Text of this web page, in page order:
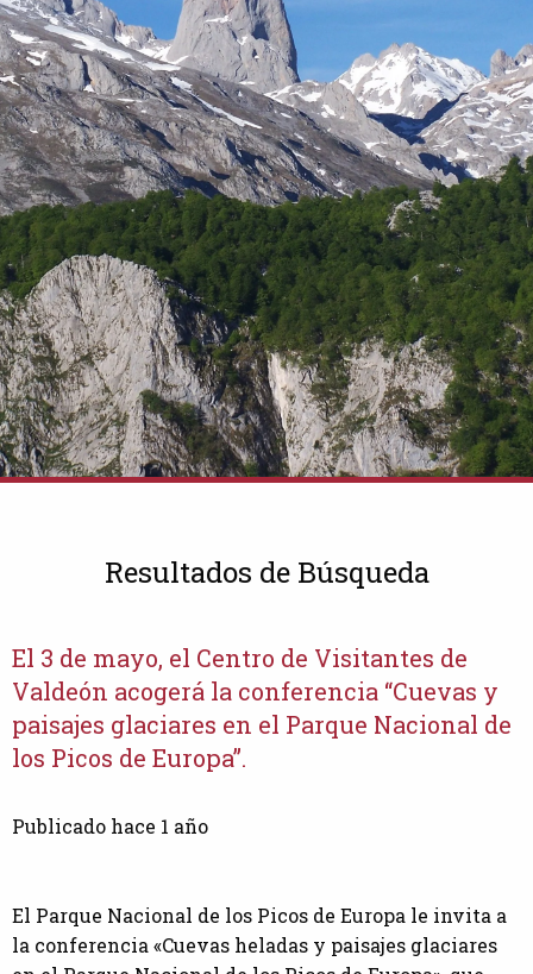
Resultados de Búsqueda
El 3 de mayo, el Centro de Visitantes de
Valdeón acogerá la conferencia “Cuevas y
paisajes glaciares en el Parque Nacional de
los Picos de Europa”.
Publicado hace 1 año
El Parque Nacional de los Picos de Europa le invita a
la conferencia «Cuevas heladas y paisajes glaciares